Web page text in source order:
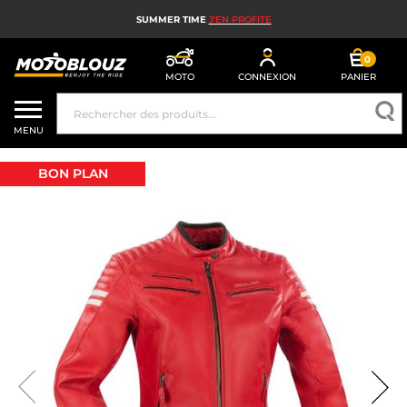
SUMMER TIME J'EN PROFITE
MOTO CONNEXION
0
PANIER
CASQUE MOTO
ÉQUIPEMENT MOTO HOMME
MX, ENDURO ET TRIAL
HIGH TECH MOTO
AIRBAG MOTO
PIÈCES MOTO ET OUTILLAGE
ACCESSOIRES MOTO
MENU
BON PLAN